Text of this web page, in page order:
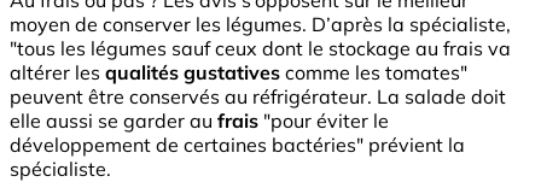
moyen de conserver les légumes. D’après la spécialiste,
"tous les légumes sauf ceux dont le stockage au frais va
altérer les qualités gustatives comme les tomates"
peuvent être conservés au réfrigérateur. La salade doit
elle aussi se garder au frais "pour éviter le
développement de certaines bactéries" prévient la
spécialiste.